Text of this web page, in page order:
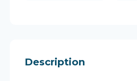
Description